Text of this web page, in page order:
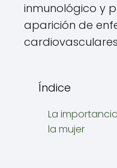
inmunológico y
aparición de
Índice
La
la mujer